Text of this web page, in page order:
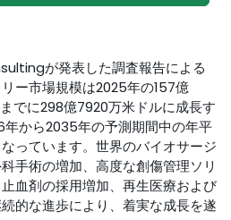
が発表した調査報告による
ー市場規模は2025年の157億
でに298億7920万米ドルに成長す
年から2035年の予測期間中の年平
っています。世界のバイオサージ
手術の増加、高度な創傷管理ソリ
血剤の採用増加、再生医療および
的な進歩により、着実な成長を遂